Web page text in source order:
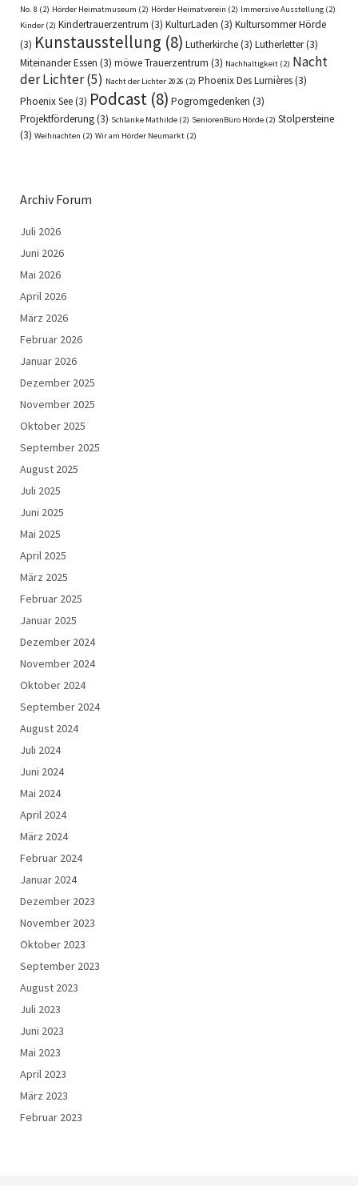
No. 8 (2) Hörder Heimatmuseum (2) Hörder Heimatverein (2) Immersive Ausstellung (2)
Kinder (2) Kindertrauerzentrum (3) KulturLaden (3) Kultursommer Hörde
(3) Kunstausstellung (8) Lutherkirche(3) Lutherletter(3)
Miteinander Essen (3) möwe Trauerzentrum (3) Nachhaltigkeit (2) Nacht
der Lichter(5) Nacht der Lichter 2026 (2) Phoenix Des Lumières(3)
Phoenix See(3) Podcast (8) Pogromgedenken (3)
Projektförderung(3) Schlanke Mathilde (2) SeniorenBüro Hörde (2) Stolpersteine
(3) Weihnachten (2) Wir am Hörder Neumarkt (2)
Archiv Forum
Juli 2026
Juni 2026
Mai 2026
April 2026
März 2026
Februar 2026
Januar 2026
Dezember 2025
November 2025
Oktober 2025
September 2025
August 2025
Juli 2025
Juni 2025
Mai 2025
April 2025
März 2025
Februar 2025
Januar 2025
Dezember 2024
November 2024
Oktober 2024
September 2024
August 2024
Juli 2024
Juni 2024
Mai 2024
April 2024
März 2024
Februar 2024
Januar 2024
Dezember 2023
November 2023
Oktober 2023
September 2023
August 2023
Juli 2023
Juni 2023
Mai 2023
April 2023
März 2023
Februar 2023